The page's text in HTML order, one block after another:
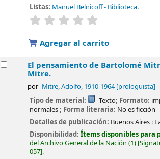
Listas: Manuel Belnicoff - Biblioteca.
valoración
Agregar al carrito
El pensamiento de Bartolomé
Mitre.
por Mitre, Adolfo, 1910-1964[prologuista]
Tipo de material: Texto; Formato:
normales; Forma literaria: No es ficción
Detalles de publicación: Buenos Aires :
Disponibilidad:Ítems disponibles para
del Archivo General de la Nación (1)
057 .